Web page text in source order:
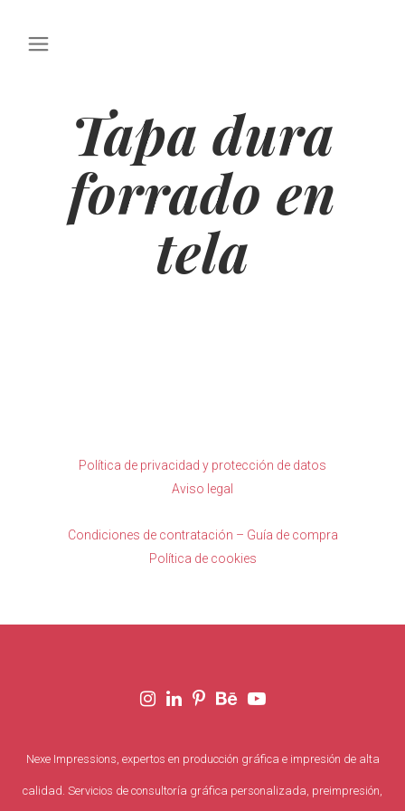
Tapa dura
forrado en
tela
Política de privacidad y protección de datos
Aviso legal
Condiciones de contratación – Guía de compra
Política de cookies
Nexe Impressions, expertos en producción gráfica e impresión de alta
calidad. Servicios de consultoría gráfica personalizada, preimpresión,